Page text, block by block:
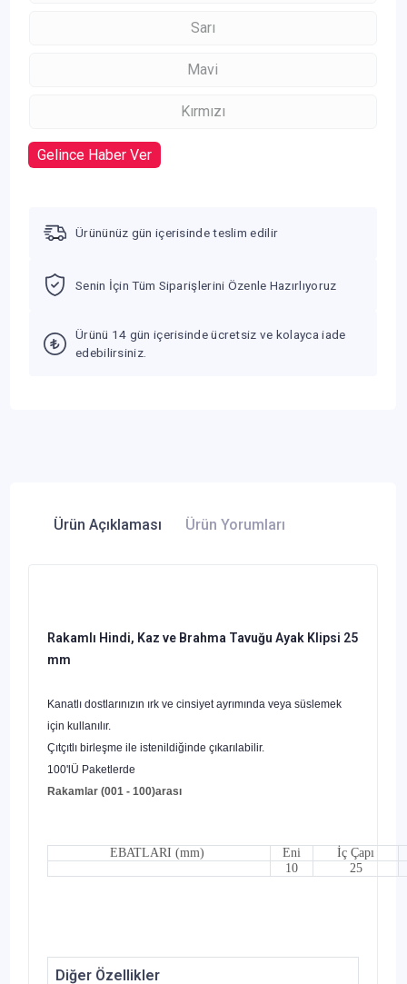
Sarı
Mavi
Kırmızı
Gelince Haber Ver
Ürününüz gün içerisinde teslim edilir
Senin İçin Tüm Siparişlerini Özenle Hazırlıyoruz
Ürünü 14 gün içerisinde ücretsiz ve kolayca iade
edebilirsiniz.
Ürün Açıklaması Ürün Yorumları
Rakamlı Hindi, Kaz ve Brahma Tavuğu Ayak Klipsi 25
mm
Kanatlı dostlarınızın ırk ve cinsiyet ayrımında veya süslemek
için kullanılır.
Çıtçıtlı birleşme ile istenildiğinde çıkarılabilir.
100'lÜ Paketlerde
Rakamlar (001 - 100)arası
EBATLARI (mm) Eni
İç Çapı
10
25
Diğer Özellikler